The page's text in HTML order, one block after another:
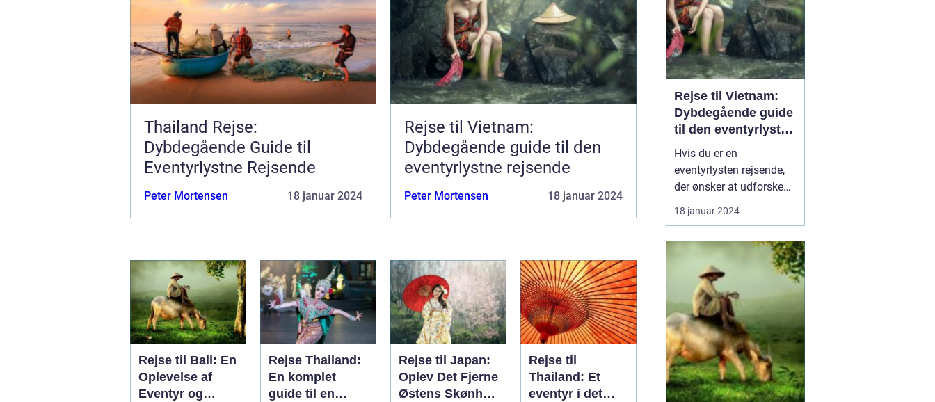
Thailand Rejse:
Dybdegående Guide til
Eventyrlystne Rejsende
Peter Mortensen 18 januar 2024
Rejse til Vietnam:
Dybdegående guide til den
eventyrlystne rejsende
Peter Mortensen 18 januar 2024
Rejse til Bali: En
Oplevelse af
Eventyr og
Rejse Thailand:
En komplet
guide til en
Rejse til Japan:
Oplev Det Fjerne
Østens Skønhed
Rejse til
Thailand: Et
eventyr i det
Rejse til Vietnam:
Dybdegående guide
til den eventyrlystne
rejsende
Hvis du er en
eventyrlysten rejsende,
der ønsker at udforske
en ekstraordinær
destination med en rig
naturskønhed, så er en
rejse til Vietnam det
perfekte valg for dig. Fra
smukke kystlinjer og
eksotiske øer til travle
byer og bet...
18 januar 2024